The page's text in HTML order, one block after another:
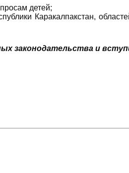
детей;
Каракалпакстан,
законодательства и